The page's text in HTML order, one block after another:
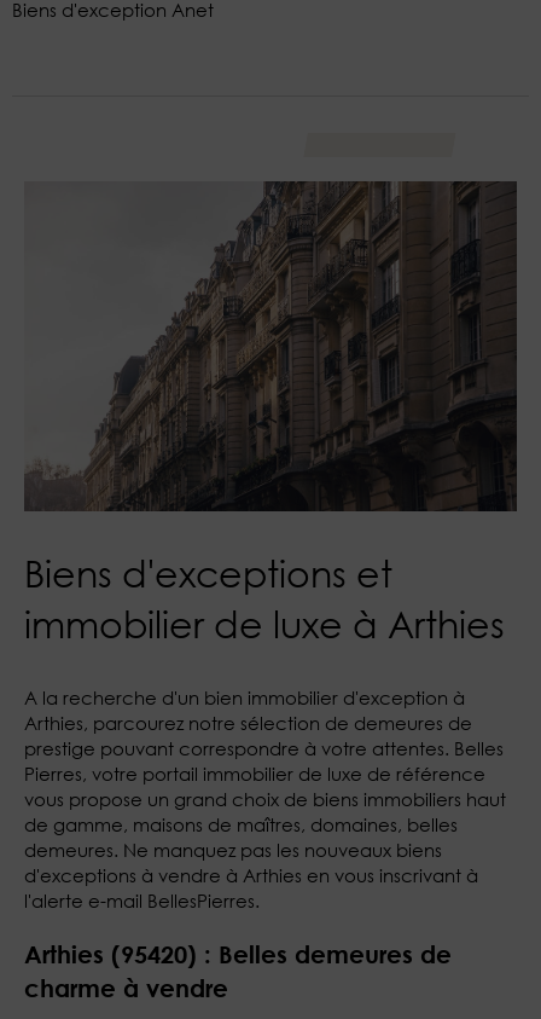
Biens d'exception Anet
Biens d'exceptions et
immobilier de luxe à Arthies
A la recherche d'un bien immobilier d'exception à
Arthies, parcourez notre sélection de demeures de
prestige pouvant correspondre à votre attentes. Belles
Pierres, votre portail immobilier de luxe de référence
vous propose un grand choix de biens immobiliers haut
de gamme, maisons de maîtres, domaines, belles
demeures. Ne manquez pas les nouveaux biens
d'exceptions à vendre à Arthies en vous inscrivant à
l'alerte e-mail BellesPierres.
Arthies (95420) : Belles demeures de
charme à vendre